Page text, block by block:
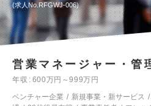
求人No.RFGWJ-006
営業マネージャー・管
年収
600万円～999万円
ベンチャー企業
新規事業・新サービス